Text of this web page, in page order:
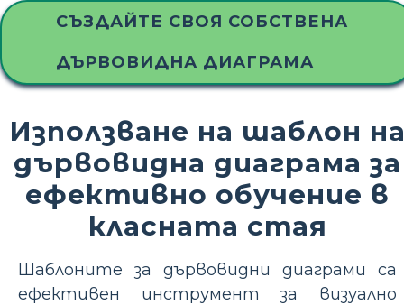
СЪЗДАЙТЕ СВОЯ СОБСТВЕНА
ДЪРВОВИДНА ДИАГРАМА
Използване на шаблон
дървовидна диаграма за
ефективно обучение в
класната стая
Шаблоните за дървовидни диаграми са
ефективен инструмент за визуално